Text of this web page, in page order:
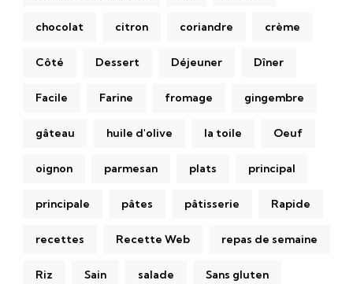
chocolat citron coriandre crème
Côté Dessert Déjeuner Dîner
Facile Farine fromage gingembre
gâteau huile d'olive la toile Oeuf
oignon parmesan plats principal
principale pâtes pâtisserie Rapide
recettes Recette Web repas de semaine
Riz Sain salade Sans gluten